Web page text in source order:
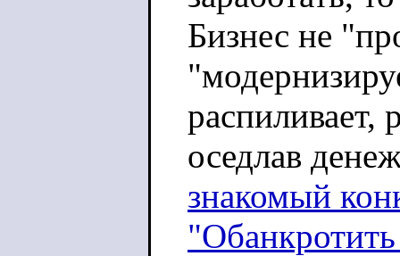
Бизнес не
распиливает,
оседлав
знакомый